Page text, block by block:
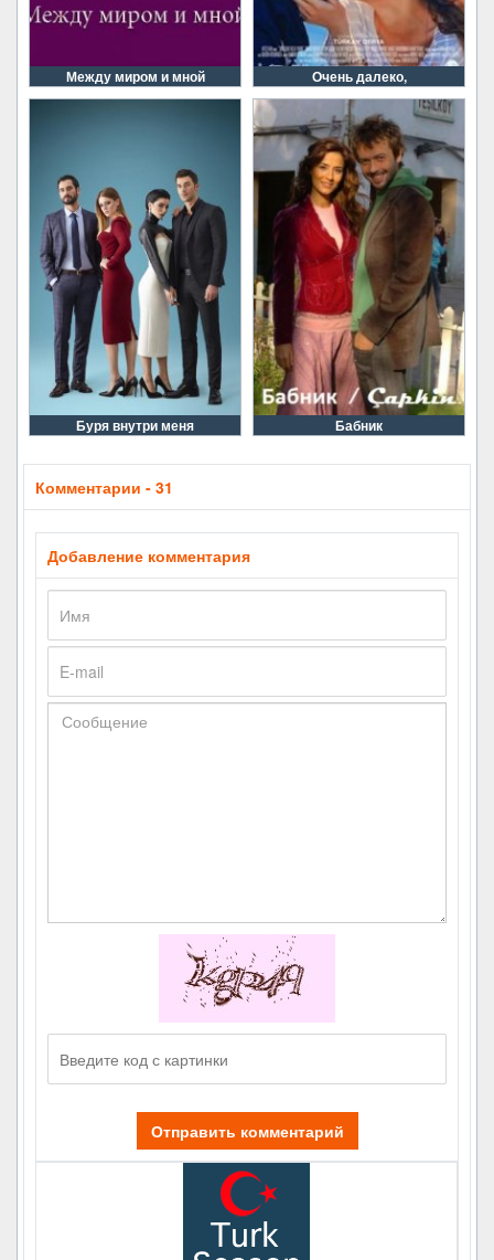
Между миром и мной Очень далеко,
Буря внутри меня Бабник
Комментарии - 31
Добавление комментария
Отправить комментарий